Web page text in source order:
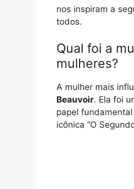
nos inspiram a
todos.
Qual foi a
mulheres?
A mulher mais
Beauvoir. Ela foi
papel
icônica “O